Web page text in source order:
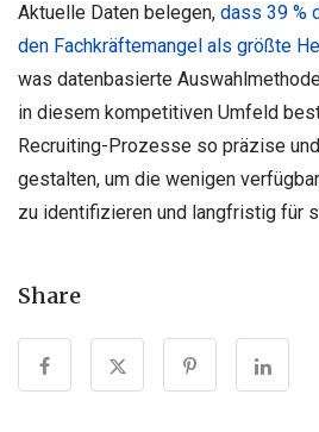
Aktuelle Daten belegen, dass 39 %
den Fachkräftemangel als größte
was datenbasierte
in diesem kompetitiven Umfeld
Recruiting-Prozesse so präzise
gestalten, um die wenigen
zu identifizieren und langfristig für
Share